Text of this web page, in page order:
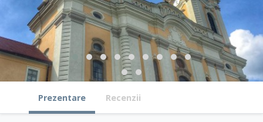
Prezentare Recenzii